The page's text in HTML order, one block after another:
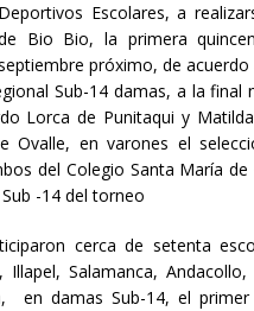
Deportivos Escolares, a
Bio Bio, la primera
próximo, de acuerdo
Sub-14 damas, a la final
Lorca de Punitaqui y
Ovalle, en varones el
del Colegio Santa María de
-14 del torneo
cerca de setenta
Salamanca,
en damas Sub-14, el